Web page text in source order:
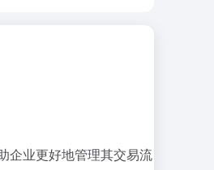
企业更好地管理其交易流